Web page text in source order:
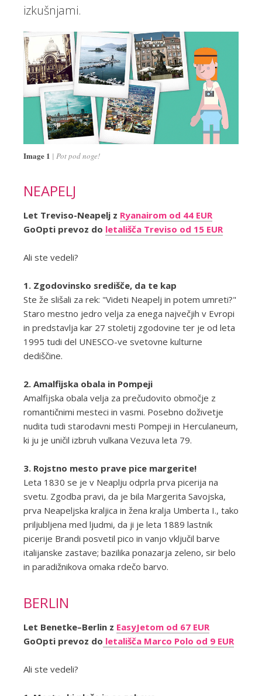
izkušnjami.
Image 1 Pot pod noge!
NEAPELJ
Let Treviso-Neapelj z Ryanairom od 44 EUR
GoOpti prevoz do letališča Treviso od 15 EUR
Ali ste vedeli?
1. Zgodovinsko središče, da te kap
Ste že slišali za rek: "Videti Neapelj in potem umreti?"
Staro mestno jedro velja za enega največjih v Evropi
in predstavlja kar 27 stoletij zgodovine ter je od leta
1995 tudi del UNESCO-ve svetovne kulturne
dediščine.
2. Amalfijska obala in Pompeji
Amalfijska obala velja za prečudovito območje z
romantičnimi mesteci in vasmi. Posebno doživetje
nudita tudi starodavni mesti Pompeji in Herculaneum,
ki ju je uničil izbruh vulkana Vezuva leta 79.
3. Rojstno mesto prave pice margerite!
Leta 1830 se je v Neaplju odprla prva picerija na
svetu. Zgodba pravi, da je bila Margerita Savojska,
prva Neapeljska kraljica in žena kralja Umberta I., tako
priljubljena med ljudmi, da ji je leta 1889 lastnik
picerije Brandi posvetil pico in vanjo vključil barve
italijanske zastave; bazilika ponazarja zeleno, sir belo
in paradižnikova omaka rdečo barvo.
BERLIN
Let Benetke–Berlin z EasyJetom od 67 EUR
GoOpti prevoz do letališča Marco Polo od 9 EUR
Ali ste vedeli?